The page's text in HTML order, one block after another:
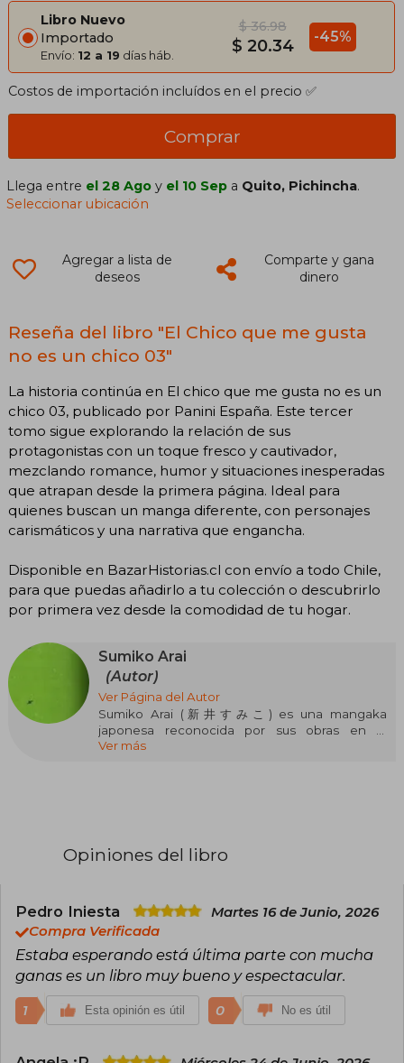
Libro Nuevo
Importado
Envío: 12 a 19 días háb.
$ 36.98
$ 20.34 -45%
Costos de importación incluídos en el precio ✅
Comprar
Llega entre el 28 Ago y el 10 Sep a Quito, Pichincha.
Seleccionar ubicación
Agregar a lista de
deseos
Comparte y gana
dinero
Reseña del libro "El Chico que me gusta
no es un chico 03"
La historia continúa en El chico que me gusta no es un
chico 03, publicado por Panini España. Este tercer
tomo sigue explorando la relación de sus
protagonistas con un toque fresco y cautivador,
mezclando romance, humor y situaciones inesperadas
que atrapan desde la primera página. Ideal para
quienes buscan un manga diferente, con personajes
carismáticos y una narrativa que engancha.
Disponible en BazarHistorias.cl con envío a todo Chile,
para que puedas añadirlo a tu colección o descubrirlo
por primera vez desde la comodidad de tu hogar.
Sumiko Arai
(Autor)
Ver Página del Autor
Sumiko Arai (新井すみこ) es una mangaka
japonesa reconocida por sus obras en el
género yuri y shojo. Ha trabajado en diversas
Ver más
Opiniones del libro
Pedro Iniesta
Martes 16 de Junio, 2026
Compra Verificada
Estaba esperando está última parte con mucha
ganas es un libro muy bueno y espectacular.
1 Esta opinión es útil 0 No es útil